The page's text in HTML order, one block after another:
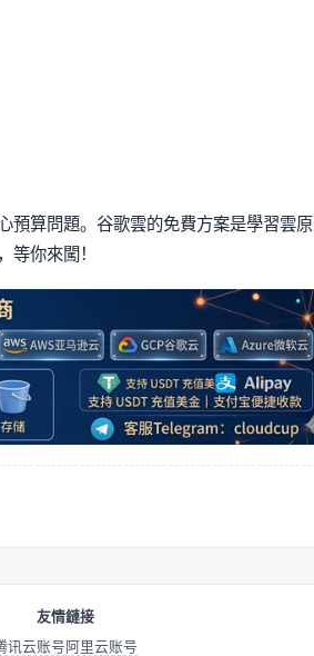
預算問題。谷歌雲的免費方案是學習雲
等你來闖！
友情鏈接
讯云账号阿里云账号